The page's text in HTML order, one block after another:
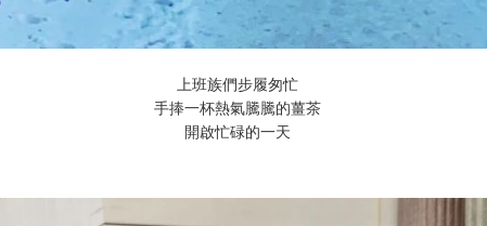
上班族們步履匆忙
手捧一杯熱氣騰騰的薑茶
開啟忙碌的一天